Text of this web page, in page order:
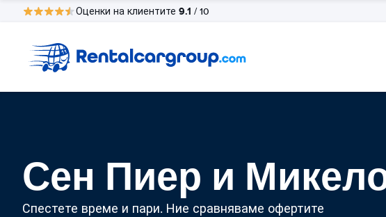
Оценки на клиентите 9.1 / 10
Сен Пиер и
Спестете време и пари. Ние сравняваме офертите